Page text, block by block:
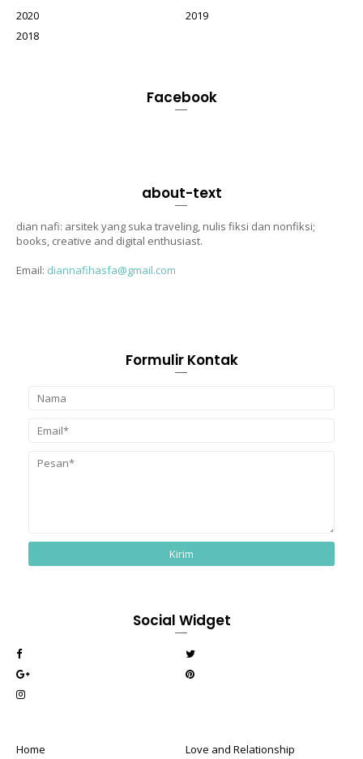
2020
2019
2018
Facebook
about-text
dian nafi: arsitek yang suka traveling, nulis fiksi dan nonfiksi;
books, creative and digital enthusiast.
Email: diannafihasfa@gmail.com
Formulir Kontak
Social Widget
Home
Love and Relationship